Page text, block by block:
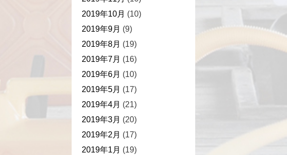
2019年10月 (10)
2019年9月 (9)
2019年8月 (19)
2019年7月 (16)
2019年6月 (10)
2019年5月 (17)
2019年4月 (21)
2019年3月 (20)
2019年2月 (17)
2019年1月 (19)